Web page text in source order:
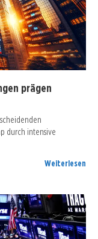
prägen
durch intensive
Weiterlesen